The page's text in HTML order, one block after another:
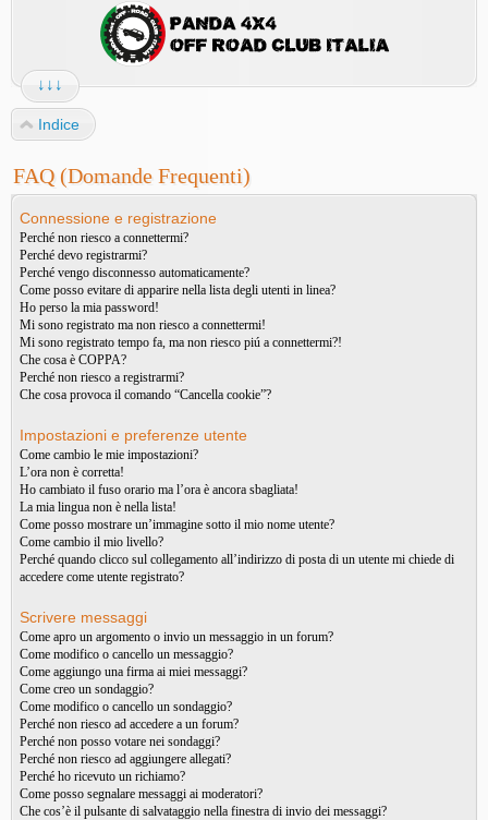
↓↓↓
Indice
FAQ (Domande Frequenti)
Connessione e registrazione
Perché non riesco a connettermi?
Perché devo registrarmi?
Perché vengo disconnesso automaticamente?
Come posso evitare di apparire nella lista degli utenti in linea?
Ho perso la mia password!
Mi sono registrato ma non riesco a connettermi!
Mi sono registrato tempo fa, ma non riesco piú a connettermi?!
Che cosa è COPPA?
Perché non riesco a registrarmi?
Che cosa provoca il comando “Cancella cookie”?
Impostazioni e preferenze utente
Come cambio le mie impostazioni?
L’ora non è corretta!
Ho cambiato il fuso orario ma l’ora è ancora sbagliata!
La mia lingua non è nella lista!
Come posso mostrare un’immagine sotto il mio nome utente?
Come cambio il mio livello?
Perché quando clicco sul collegamento all’indirizzo di posta di un utente mi chiede di
accedere come utente registrato?
Scrivere messaggi
Come apro un argomento o invio un messaggio in un forum?
Come modifico o cancello un messaggio?
Come aggiungo una firma ai miei messaggi?
Come creo un sondaggio?
Come modifico o cancello un sondaggio?
Perché non riesco ad accedere a un forum?
Perché non posso votare nei sondaggi?
Perché non riesco ad aggiungere allegati?
Perché ho ricevuto un richiamo?
Come posso segnalare messaggi ai moderatori?
Che cos’è il pulsante di salvataggio nella finestra di invio dei messaggi?